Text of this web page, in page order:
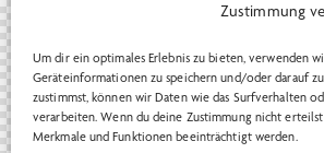
Zustimmung
Um dir ein optimales Erlebnis zu bieten, verwenden
Geräteinformationen zu speichern und/oder darauf
zustimmst, können wir Daten wie das Surfverhalten
verarbeiten. Wenn du deine Zustimmung nicht
Merkmale und Funktionen beeinträchtigt werden.